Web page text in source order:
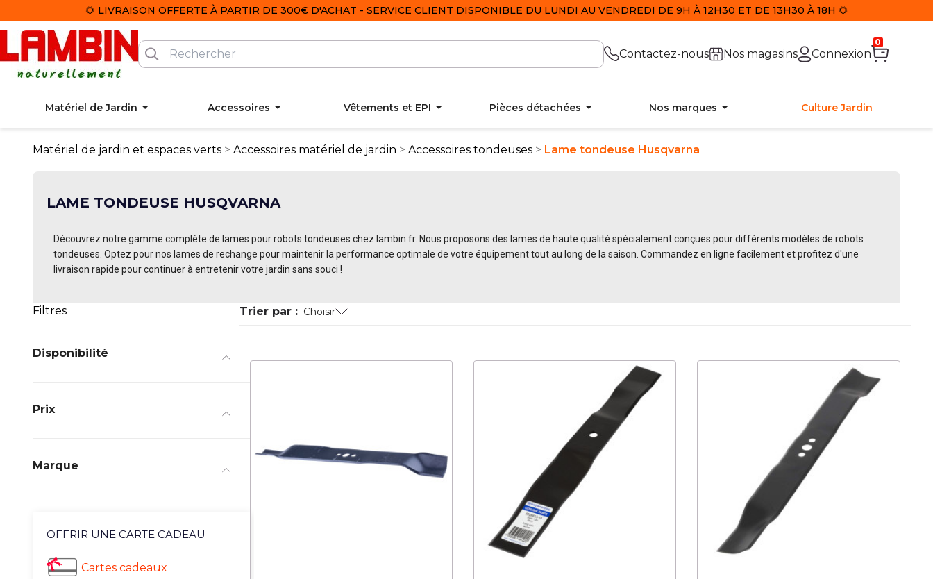
🌻 LIVRAISON OFFERTE À PARTIR DE 300€ D'ACHAT - SERVICE CLIENT DISPONIBLE DU LUNDI AU VENDREDI DE 9H À 12H30 ET DE 13H30 À 18H 🌻
Contactez-nous Nos magasins Connexion
0
Matériel de Jardin Accessoires Vêtements et EPI Pièces détachées Nos marques Culture Jardin
Matériel de jardin et espaces verts Accessoires matériel de jardin Accessoires tondeuses Lame tondeuse Husqvarna
LAME TONDEUSE HUSQVARNA
Découvrez notre gamme complète de lames pour robots tondeuses chez lambin.fr. Nous proposons des lames de haute qualité spécialement conçues pour différents modèles de robots
tondeuses. Optez pour nos lames de rechange pour maintenir la performance optimale de votre équipement tout au long de la saison. Commandez en ligne facilement et profitez d'une
livraison rapide pour continuer à entretenir votre jardin sans souci !
Filtres
Disponibilité
Prix
Marque
OFFRIR UNE CARTE CADEAU
Cartes cadeaux
Trier par : Choisir